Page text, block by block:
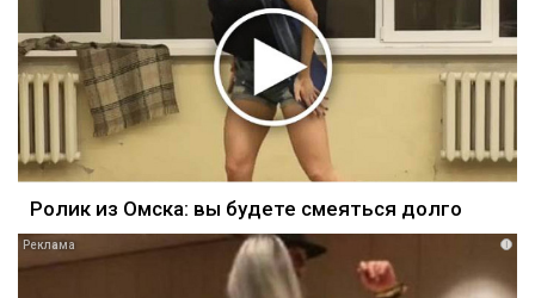
Ролик из Омска: вы будете смеяться долго
i